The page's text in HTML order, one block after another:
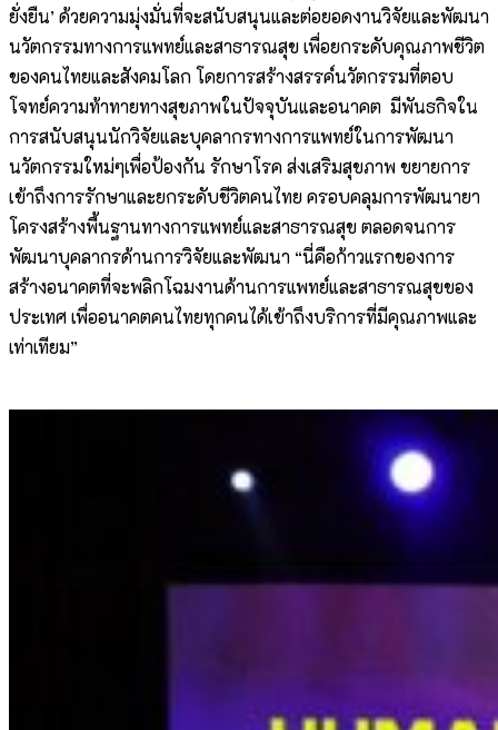
ยั่งยืน’ ด้วยความมุ่งมั่นที่จะสนับสนุนและต่อยอดงานวิจัยและพัฒนา
นวัตกรรมทางการแพทย์และสาธารณสุข เพื่อยกระดับคุณภาพชีวิต
ของคนไทยและสังคมโลก โดยการสร้างสรรค์นวัตกรรมที่ตอบ
โจทย์ความท้าทายทางสุขภาพในปัจจุบันและอนาคต มีพันธกิจใน
การสนับสนุนนักวิจัยและบุคลากรทางการแพทย์ในการพัฒนา
นวัตกรรมใหม่ๆเพื่อป้องกัน รักษาโรค ส่งเสริมสุขภาพ ขยายการ
เข้าถึงการรักษาและยกระดับชีวิตคนไทย ครอบคลุมการพัฒนายา
โครงสร้างพื้นฐานทางการแพทย์และสาธารณสุข ตลอดจนการ
พัฒนาบุคลากรด้านการวิจัยและพัฒนา “นี่คือก้าวแรกของการ
สร้างอนาคตที่จะพลิกโฉมงานด้านการแพทย์และสาธารณสุขของ
ประเทศ เพื่ออนาคตคนไทยทุกคนได้เข้าถึงบริการที่มีคุณภาพและ
เท่าเทียม”